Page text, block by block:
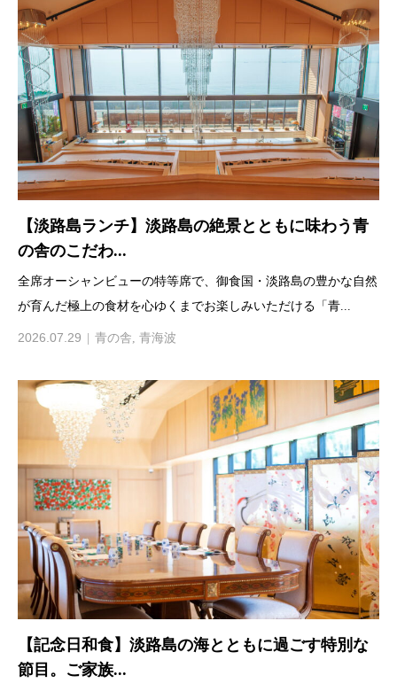
【淡路島ランチ】淡路島の絶景とともに味わう青
の舎のこだわ...
全席オーシャンビューの特等席で、御食国・淡路島の豊かな自然
が育んだ極上の食材を心ゆくまでお楽しみいただける「青...
2026.07.29 青の舎 青海波
【記念日和食】淡路島の海とともに過ごす特別な
節目。ご家族...